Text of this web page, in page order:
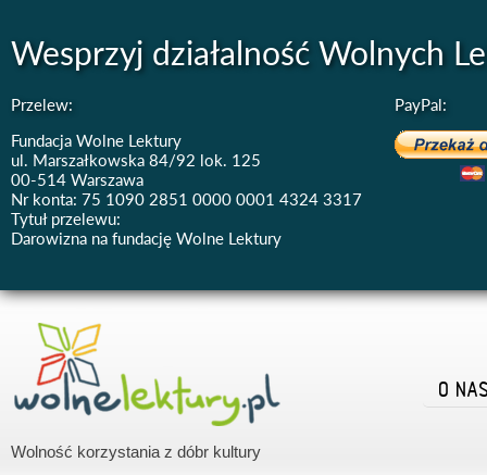
Wesprzyj działalność Wolnych
Przelew:
Fundacja Wolne Lektury
ul. Marszałkowska 84/92 lok. 125
00-514 Warszawa
Nr konta: 75 1090 2851 0000 0001 4324 3317
Tytuł przelewu:
Darowizna na fundację Wolne Lektury
PayPal:
Wolność korzystania z dóbr kultury
O